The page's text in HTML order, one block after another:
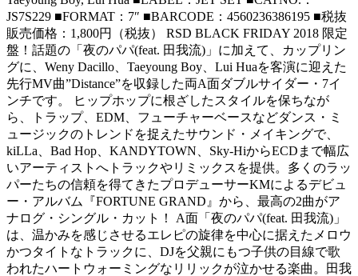
JS7S229 ■FORMAT：7″ ■BARCODE：4560236386195 ■税抜
販売価格：1,800円（税抜） RSD BLACK FRIDAY 2018 限定
盤！話題の「夜のパパ(feat. 田我流)」に加えて、カップリン
グに、Weny Dacillo、Taeyoung Boy、Lui Huaを客演に迎えた
先行MV曲”Distance”を収録した両A面ダブルサイダー・7イ
ンチです。 ヒップホップに根ざしたスタイルを保ちなが
ら、トラップ、EDM、フューチャーベースなどダンス・ミ
ュージックのトレンドを捉えたサウンド・メイキングで、
kiLLa、Bad Hop、KANDYTOWN、Sky-HiからECDまで幅広
いアーティストへトラックやリミックスを提供。多くのラッ
パーたちの信頼を得てきたプロデューサーKMによるデビュ
ー・アルバム『FORTUNE GRAND』から、最高の2曲がア
ナログ・シングル・カット！ A面「夜のパパ(feat. 田我流)」
は、温かみを感じさせるエレピの旋律を中心に据えたメロウ
かつタイトなトラックに、DJを父親にもつ子供の目線で歌
われたハートウォーミングなリリックが泣かせる楽曲。田我